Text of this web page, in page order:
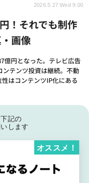
！それでも制作
画像
億円となった。テレビ広告
テンツ投資は継続。不動
はコンテンツIP化にある
2026.5.27 Wed 9:00
記の
します
オススメ！